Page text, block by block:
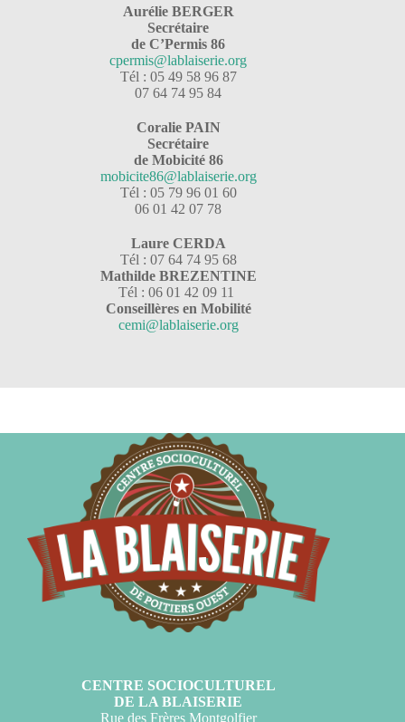
Aurélie BERGER
Secrétaire
de C’Permis 86
cpermis@lablaiserie.org
Tél : 05 49 58 96 87
07 64 74 95 84
Coralie PAIN
Secrétaire
de Mobicité 86
mobicite86@lablaiserie.org
Tél : 05 79 96 01 60
06 01 42 07 78
Laure CERDA
Tél : 07 64 74 95 68
Mathilde BREZENTINE
Tél : 06 01 42 09 11
Conseillères en Mobilité
cemi@lablaiserie.org
CENTRE SOCIOCULTUREL
DE LA BLAISERIE
Rue des Frères Montgolfier